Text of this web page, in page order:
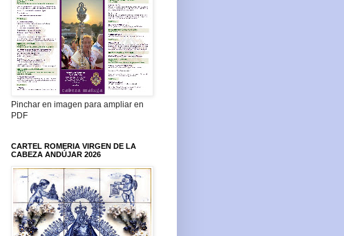
Pinchar en imagen para ampliar en
PDF
CARTEL ROMERIA VIRGEN DE LA
CABEZA ANDÚJAR 2026